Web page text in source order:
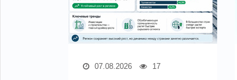
07.08.2026 17